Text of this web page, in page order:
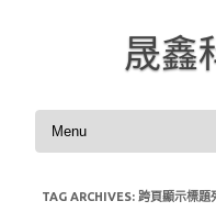
晟鑫
Skip to content
TAG ARCHIVES: 跨頁顯示標題